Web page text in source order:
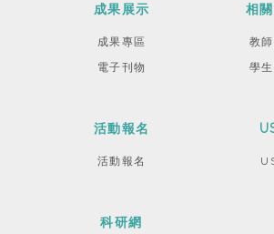
成果展示
成果專區
電子刊物
相
教
學
活動報名
活動報名
科研網